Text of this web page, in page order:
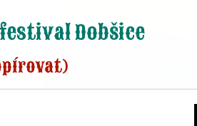
Dobšice